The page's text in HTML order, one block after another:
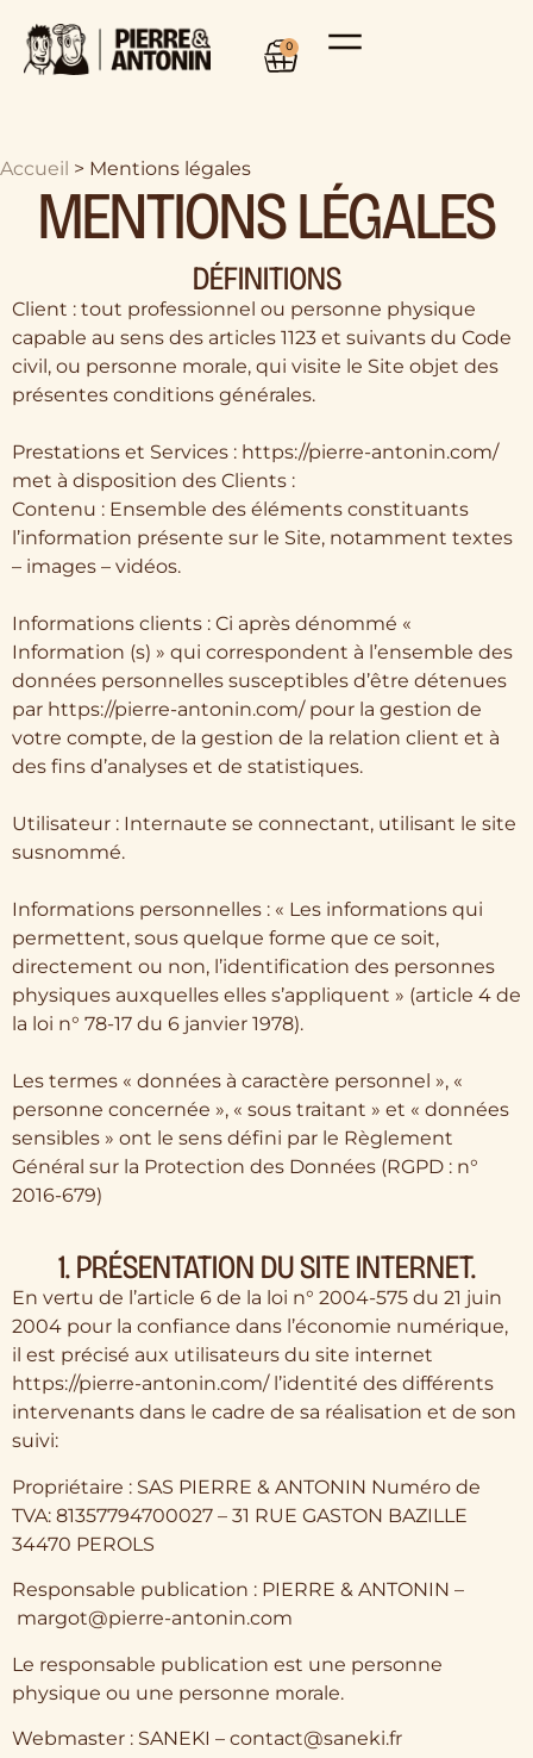
0
Accueil > Mentions légales
MENTIONS LÉGALES
DÉFINITIONS
Client : tout professionnel ou personne physique
capable au sens des articles 1123 et suivants du Code
civil, ou personne morale, qui visite le Site objet des
présentes conditions générales.
Prestations et Services : https://pierre-antonin.com/
met à disposition des Clients :
Contenu : Ensemble des éléments constituants
l’information présente sur le Site, notamment textes
– images – vidéos.
Informations clients : Ci après dénommé «
Information (s) » qui correspondent à l’ensemble des
données personnelles susceptibles d’être détenues
par https://pierre-antonin.com/ pour la gestion de
votre compte, de la gestion de la relation client et à
des fins d’analyses et de statistiques.
Utilisateur : Internaute se connectant, utilisant le site
susnommé.
Informations personnelles : « Les informations qui
permettent, sous quelque forme que ce soit,
directement ou non, l’identification des personnes
physiques auxquelles elles s’appliquent » (article 4 de
la loi n° 78-17 du 6 janvier 1978).
Les termes « données à caractère personnel », «
personne concernée », « sous traitant » et « données
sensibles » ont le sens défini par le Règlement
Général sur la Protection des Données (RGPD : n°
2016-679)
1. PRÉSENTATION DU SITE INTERNET.
En vertu de l’article 6 de la loi n° 2004-575 du 21 juin
2004 pour la confiance dans l’économie numérique,
il est précisé aux utilisateurs du site internet
https://pierre-antonin.com/ l’identité des différents
intervenants dans le cadre de sa réalisation et de son
suivi:
Propriétaire : SAS PIERRE & ANTONIN Numéro de
TVA: 81357794700027 – 31 RUE GASTON BAZILLE
34470 PEROLS
Responsable publication : PIERRE & ANTONIN –
margot@pierre-antonin.com
Le responsable publication est une personne
physique ou une personne morale.
Webmaster : SANEKI – contact@saneki.fr